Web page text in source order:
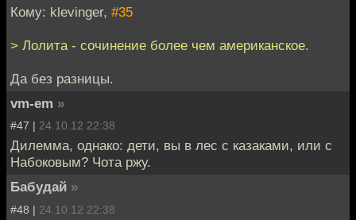
Кому: klevinger, #35
> Лолита - сочинение более чем американское.
Да без разницы.
vm-em »
#47 | 24.10.12 22:38
Дилемма, однако: дети, вы в лес с казаками, или с
Набоковым? Чота ржу.
Бабудай »
#48 | 24.10.12 22:38